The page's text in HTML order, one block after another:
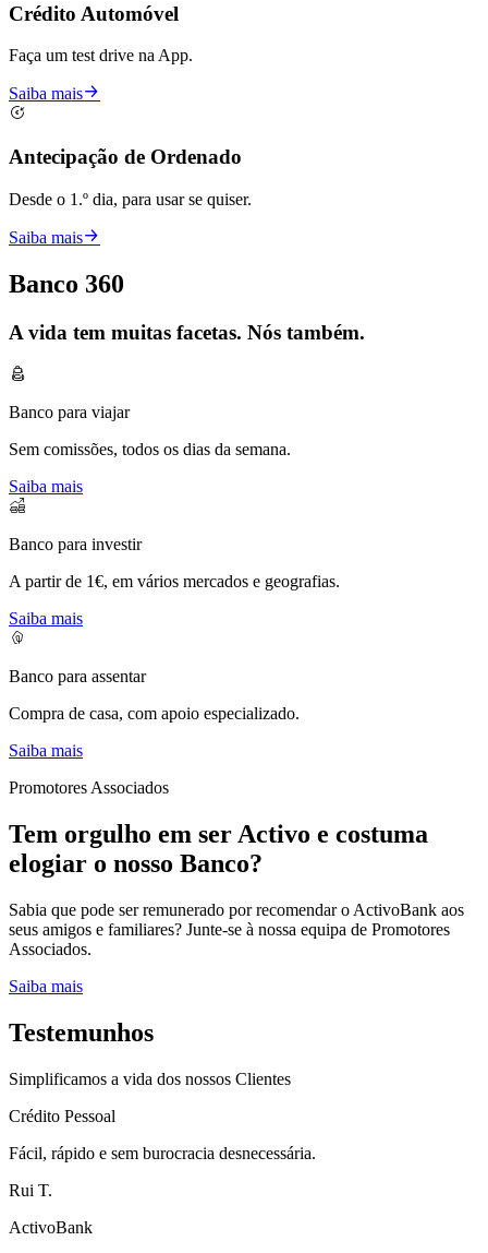
Crédito Automóvel
Faça um test drive na App.
Saiba mais
Antecipação de Ordenado
Desde o 1.º dia, para usar se quiser.
Saiba mais
Banco 360
A vida tem muitas facetas. Nós também.
Banco para viajar
Sem comissões, todos os dias da semana.
Saiba mais
Banco para investir
A partir de 1€, em vários mercados e geografias.
Saiba mais
Banco para assentar
Compra de casa, com apoio especializado.
Saiba mais
Promotores Associados
Tem orgulho em ser Activo e costuma
elogiar o nosso Banco?
Sabia que pode ser remunerado por recomendar o ActivoBank aos
seus amigos e familiares? Junte-se à nossa equipa de Promotores
Associados.
Saiba mais
Testemunhos
Simplificamos a vida dos nossos Clientes
Crédito Pessoal
Fácil, rápido e sem burocracia desnecessária.
Rui T.
ActivoBank